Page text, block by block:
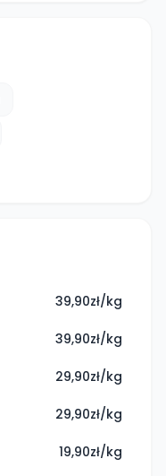
39,90zł/kg
39,90zł/kg
29,90zł/kg
29,90zł/kg
19,90zł/kg